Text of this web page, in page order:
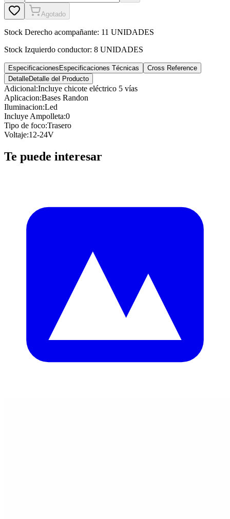
Agotado
Stock Derecho acompañante: 11 UNIDADES
Stock Izquierdo conductor: 8 UNIDADES
Especificaciones Especificaciones Técnicas
Cross Reference
DetalleDetalle del Producto
Adicional:Incluye chicote eléctrico 5 vías
Aplicacion:Bases Randon
Iluminacion:Led
Incluye Ampolleta:0
Tipo de foco:Trasero
Voltaje:12-24V
Te puede interesar